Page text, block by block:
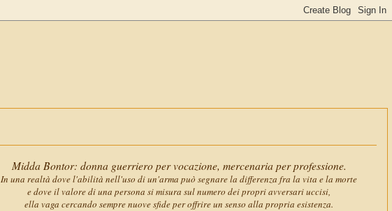
Midda Bontor: donna guerriero per vocazione, mercenaria per professione.
In una realtà dove l'abilità nell'uso di un'arma può segnare la differenza fra la vita e la morte
e dove il valore di una persona si misura sul numero dei propri avversari uccisi,
ella vaga cercando sempre nuove sfide per offrire un senso alla propria esistenza.